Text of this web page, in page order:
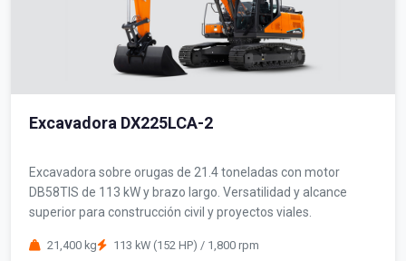
Excavadora DX225LCA-2
Excavadora sobre orugas de 21.4 toneladas con motor
DB58TIS de 113 kW y brazo largo. Versatilidad y alcance
superior para construcción civil y proyectos viales.
21,400 kg 113 kW (152 HP) / 1,800 rpm